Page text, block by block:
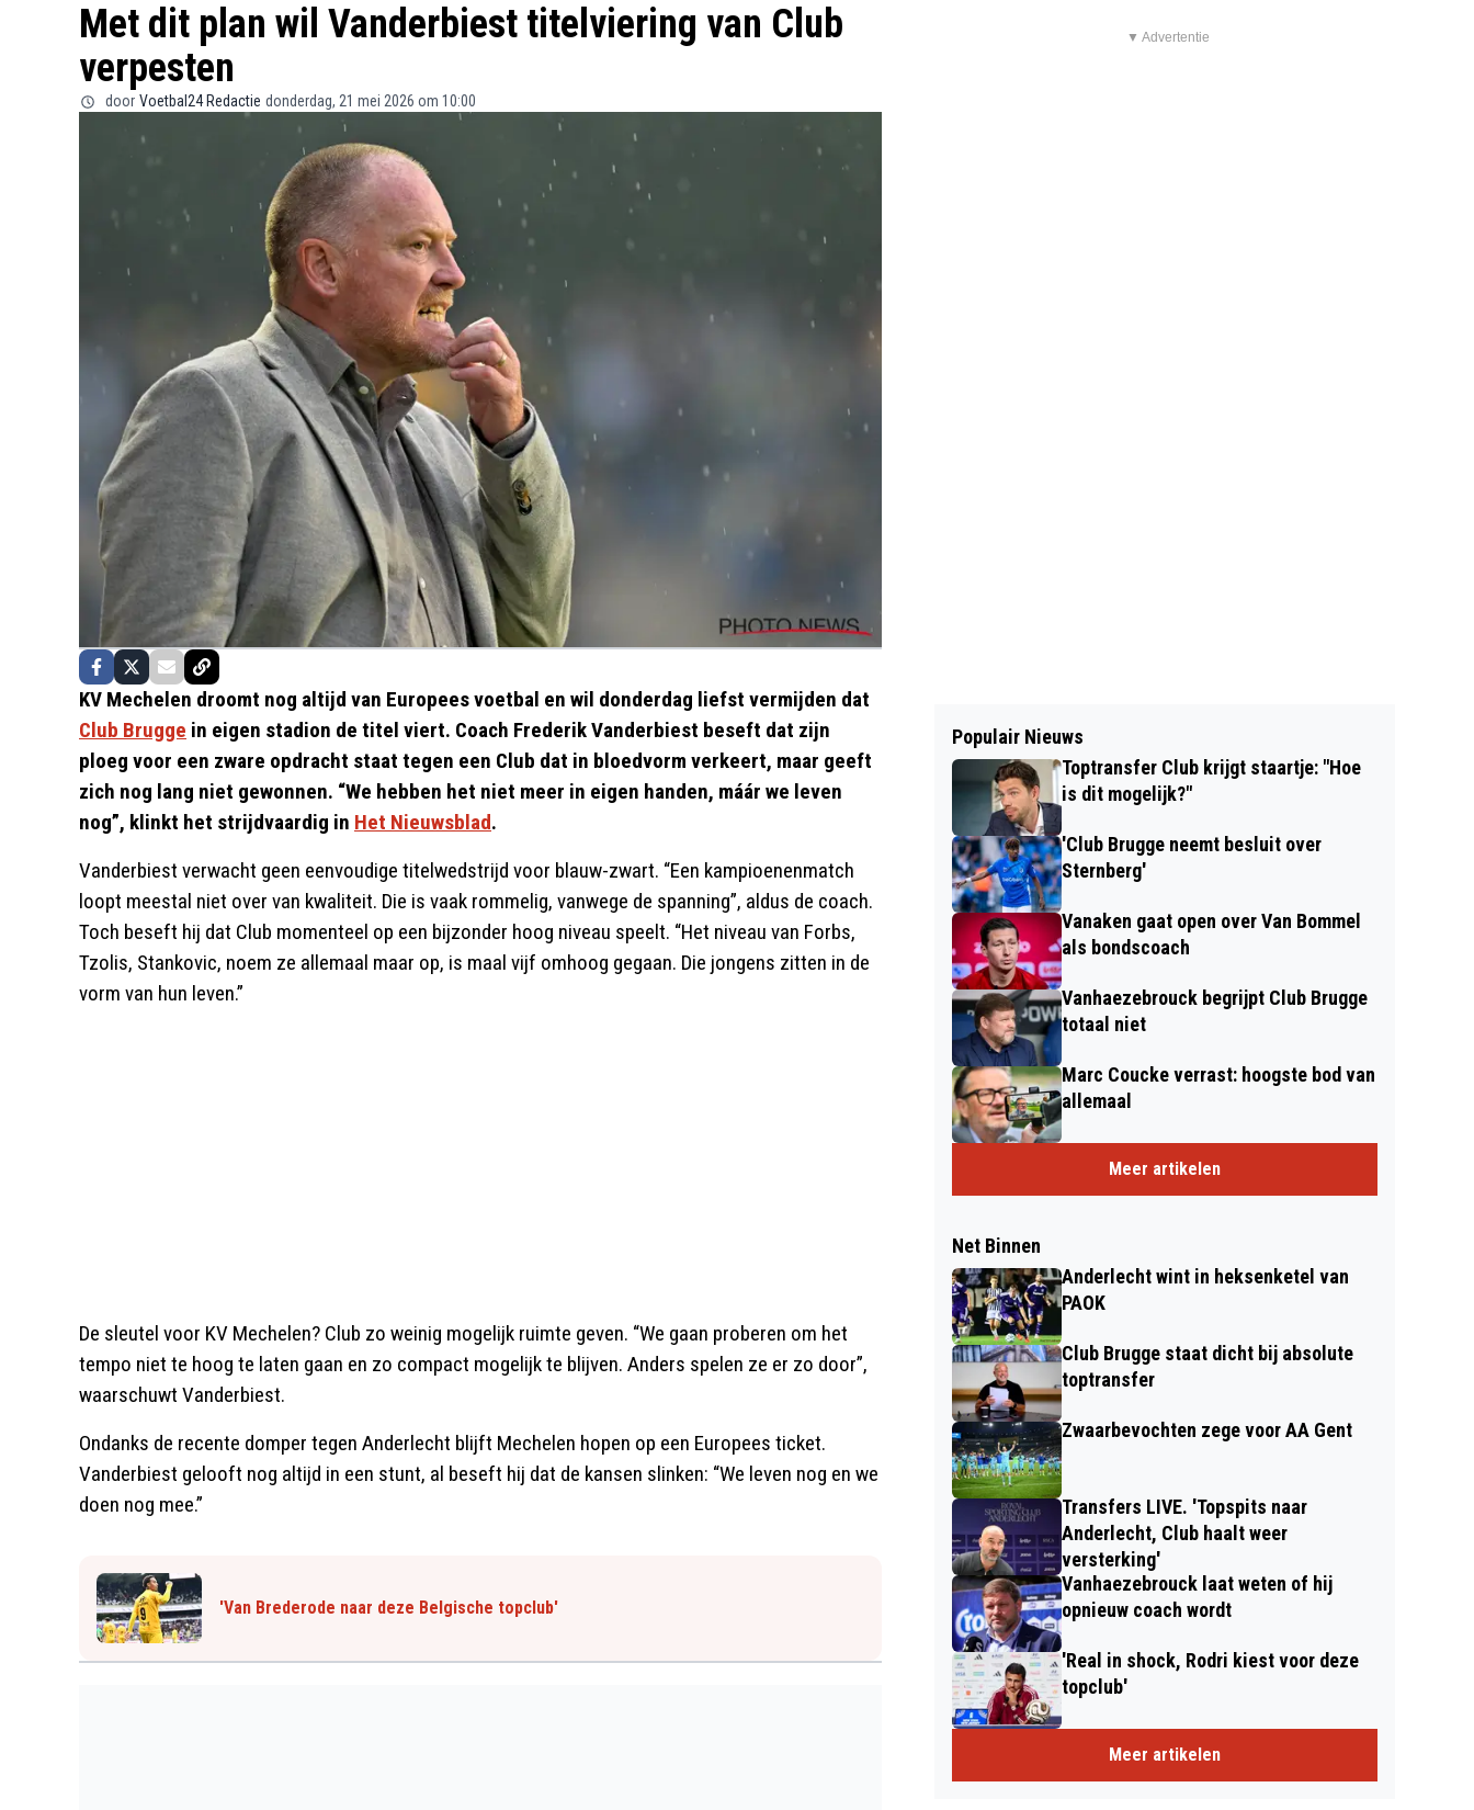
Met dit plan wil Vanderbiest titelviering van Club
verpesten
door Voetbal24 Redactie donderdag, 21 mei 2026 om 10:00
KV Mechelen droomt nog altijd van Europees voetbal en wil donderdag liefst vermijden dat
Club Brugge in eigen stadion de titel viert. Coach Frederik Vanderbiest beseft dat zijn
ploeg voor een zware opdracht staat tegen een Club dat in bloedvorm verkeert, maar geeft
zich nog lang niet gewonnen. “We hebben het niet meer in eigen handen, máár we leven
nog”, klinkt het strijdvaardig in Het Nieuwsblad.
Vanderbiest verwacht geen eenvoudige titelwedstrijd voor blauw-zwart. “Een kampioenenmatch
loopt meestal niet over van kwaliteit. Die is vaak rommelig, vanwege de spanning”, aldus de coach.
Toch beseft hij dat Club momenteel op een bijzonder hoog niveau speelt. “Het niveau van Forbs,
Tzolis, Stankovic, noem ze allemaal maar op, is maal vijf omhoog gegaan. Die jongens zitten in de
vorm van hun leven.”
De sleutel voor KV Mechelen? Club zo weinig mogelijk ruimte geven. “We gaan proberen om het
tempo niet te hoog te laten gaan en zo compact mogelijk te blijven. Anders spelen ze er zo door”,
waarschuwt Vanderbiest.
Ondanks de recente domper tegen Anderlecht blijft Mechelen hopen op een Europees ticket.
Vanderbiest gelooft nog altijd in een stunt, al beseft hij dat de kansen slinken: “We leven nog en we
doen nog mee.”
'Van Brederode naar deze Belgische topclub'
▼ Advertentie
Populair Nieuws
Toptransfer Club krijgt staartje: "Hoe
is dit mogelijk?"
'Club Brugge neemt besluit over
Sternberg'
Vanaken gaat open over Van Bommel
als bondscoach
Vanhaezebrouck begrijpt Club Brugge
totaal niet
Marc Coucke verrast: hoogste bod van
allemaal
Meer artikelen
Net Binnen
Anderlecht wint in heksenketel van
PAOK
Club Brugge staat dicht bij absolute
toptransfer
Zwaarbevochten zege voor AA Gent
Transfers LIVE. 'Topspits naar
Anderlecht, Club haalt weer
versterking'
Vanhaezebrouck laat weten of hij
opnieuw coach wordt
'Real in shock, Rodri kiest voor deze
topclub'
Meer artikelen